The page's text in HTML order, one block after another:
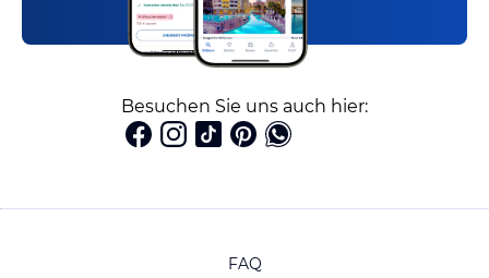
Besuchen Sie uns auch hier:
FAQ